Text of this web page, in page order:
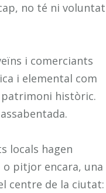
no té ni voluntat
i comerciants
i elemental com
històric.
locals hagen
o pitjor encara, una
centre de la ciutat: